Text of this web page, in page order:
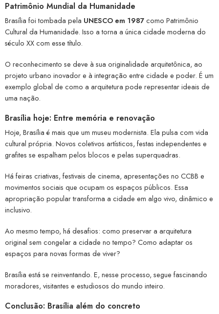
Patrimônio Mundial da Humanidade
Brasília foi tombada pela UNESCO em 1987como Patrimônio
Cultural da Humanidade. Isso a torna a única cidade moderna do
século XX com esse título.
O reconhecimento se deve à sua originalidade arquitetônica, ao
projeto urbano inovador e à integração entre cidade e poder. É um
exemplo global de como a arquitetura pode representar ideais de
uma nação.
Brasília hoje: Entre memória e renovação
Hoje, Brasília é mais que um museu modernista. Ela pulsa com vida
cultural própria. Novos coletivos artísticos, festas independentes e
grafites se espalham pelos blocos e pelas superquadras.
Há feiras criativas, festivais de cinema, apresentações no CCBB e
movimentos sociais que ocupam os espaços públicos. Essa
apropriação popular transforma a cidade em algo vivo, dinâmico e
inclusivo.
Ao mesmo tempo, há desafios: como preservar a arquitetura
original sem congelar a cidade no tempo? Como adaptar os
espaços para novas formas de viver?
Brasília está se reinventando. E, nesse processo, segue fascinando
moradores, visitantes e estudiosos do mundo inteiro.
Conclusão: Brasília além do concreto